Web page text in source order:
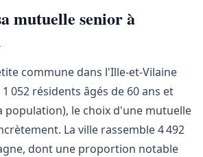
mutuelle senior à
commune dans l'Ille-et-Vilaine
052 résidents âgés de 60 ans et
population), le choix d'une mutuelle
La ville rassemble 4 492
dont une proportion notable